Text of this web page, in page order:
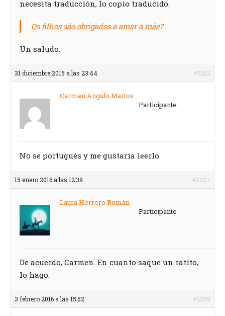
necesita traducción, lo copio traducido.
Os filhos são obrigados a amar a mãe?
Un saludo.
31 diciembre 2015 a las 23:44 #2212
Carmen Angulo Martos
Participante
No se portugués y me gustaria leerlo.
15 enero 2016 a las 12:39 #2227
Laura Herrero Román
Participante
De acuerdo, Carmen. En cuanto saque un ratito,
lo hago.
3 febrero 2016 a las 15:52 #2258